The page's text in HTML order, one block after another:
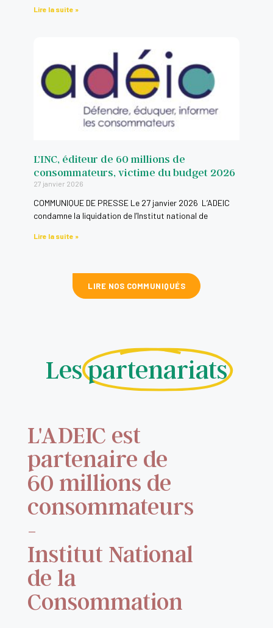
Lire la suite »
L’INC, éditeur de 60 millions de
consommateurs, victime du budget 2026
27 janvier 2026
COMMUNIQUE DE PRESSE Le 27 janvier 2026 L’ADEIC
condamne la liquidation de l’Institut national de
Lire la suite »
LIRE NOS COMMUNIQUÉS
Lespartenariats
L'ADEIC est
partenaire de
60 millions de
consommateurs
-
Institut National
de la
Consommation